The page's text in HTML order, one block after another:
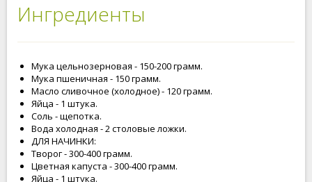
Ингредиенты
Мука цельнозерновая - 150-200 грамм.
Мука пшеничная - 150 грамм.
Масло сливочное (холодное) - 120 грамм.
Яйца - 1 штука.
Соль - щепотка.
Вода холодная - 2 столовые ложки.
ДЛЯ НАЧИНКИ:
Творог - 300-400 грамм.
Цветная капуста - 300-400 грамм.
Яйца - 1 штука.